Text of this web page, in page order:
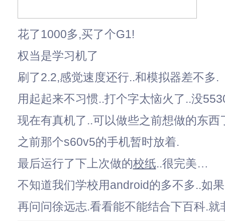
花了1000多,买了个G1!
权当是学习机了
刷了2.2,感觉速度还行..和模拟器差不多.
用起起来不习惯..打个字太恼火了..没
现在有真机了..可以做些之前想做的东西
之前那个s60v5的手机暂时放着.
最后运行了下上次做的校纸..很完美…
不知道我们学校用android的多不多..如
再问问徐远志.看看能不能结合下百科.就